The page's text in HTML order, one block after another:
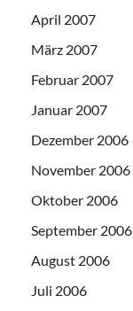
April 2007
März 2007
Februar 2007
Januar 2007
Dezember 2006
November 2006
Oktober 2006
September 2006
August 2006
Juli 2006